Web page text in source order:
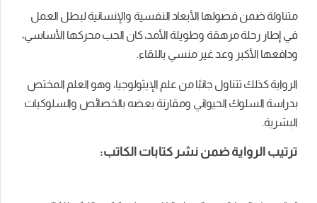
متناولة ضمن فصولها الأبعاد النفسية والإنسانية لبطل العمل
في إطار رحلة مرهقة وطويلة الأمد، كان الحب محركها الأساسي،
ودافعها الأكبر وعد غير منسي باللقاء.
الرواية كذلك تتناول جانبًا من علم الإيثولوجيا، وهو العلم المختص
بدراسة السلوك الحيواني ومقارنة بعضه بالخصائص والسلوكيات
البشرية.
ترتيب الرواية ضمن نشر كتابات الكاتب: